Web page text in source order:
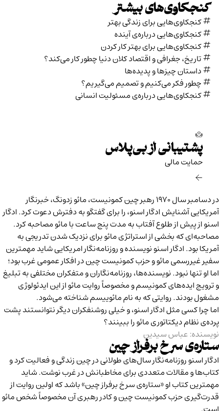
کنجکاوی‌های بیشتر
کنجکاوی‌هایی برای زندگی بهتر
کنجکاوی‌هایی درباره‌ی آينده
کنجکاوی‌هایی برای بهتر کار کردن
تاریخ،‌ جغرافی و اقتصاد کلان دنیا چطور کار می‌کند؟
داستان چیزها و پدیده‌ها
چطور فکر می‌کنیم و تصمیم می‌گیریم؟
کنجکاوی‌هایی درباره‌ی مسئولیت انسانی
پشتیبانی از بی‌پلاس
حمایت مالی‌
در دسامبر سال ۱۹۷۰ رهبر چین کمونیست، مائو زدونگ، خبرنگار
آمریکایی آشنایش ادگار اسنو، را برای گفتگو به دفترش دعوت کرد. ادگار
اسنو از پیش از طلوع آفتاب به مدت پنج ساعت با مائو مصاحبه کرد.
مصاحبه‌ای که بخشی از استراتژی مائو برای نزدیک شدن تدریجی به
آمریکا بود. ادگار اسنو نویسنده و روزنامه‌نگار امریکایی شاید مهمترین
سفیر غیررسمی مائو و حزب کمونیست چین در افکار عمومی غرب بود؛
اما او تنها نبود. نویسنده‌ها، روزنامه‌نگاران و متفکران مختلفی به تبلیغ
و ترویج ایده‌های کمونیسم و مخصوصاً روایت مائو از این ایدئولوژی
مشغول بودند. روایتی که به نام مائوییسم شناخته می‌شود.
اما چرا کسی مثل ادگار اسنو، و خیلی روشنفکران دیگر نتوانستند پشت
پرده‌ی نظام دیکتاتوری مائو را ببینند؟
نویسنده: عباس سیدین
ستاره‌ی سرخ برفراز چین
ادگار اسنو روزنامه‌نگار سال‌های طولانی در چین زندگی و فعالیت کرد و
کتاب‌ها و مقالات متعددی برای مخاطبانش در غرب نوشت. شاید
مهمترین کتاب او «ستاره‌ی سرخ برفراز چین»‌ باشد که اولین روایت از
قدرت‌گیری حزب کمونیست چین و کادر رهبری آن مخصوصاً شخص مائو